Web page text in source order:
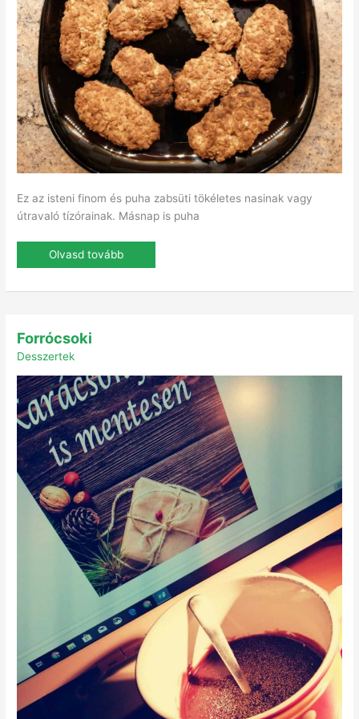
Ez az isteni finom és puha zabsüti tökéletes nasinak vagy
útravaló tízórainak. Másnap is puha
Olvasd tovább
Forrócsoki
Desszertek
Forrócsoki